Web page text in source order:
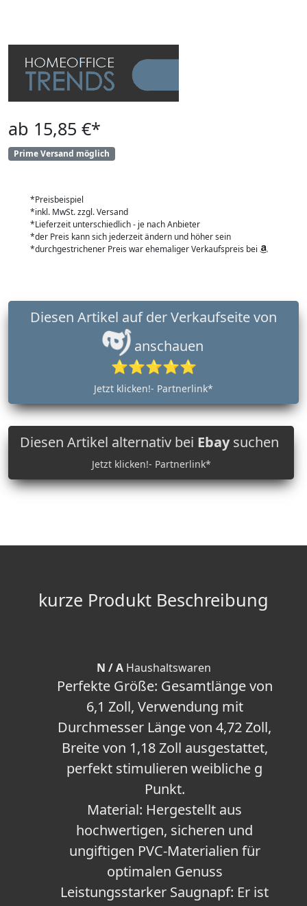
ab 15,85 €*
Prime Versand möglich
*Preisbeispiel
*inkl. MwSt. zzgl. Versand
*Lieferzeit unterschiedlich - je nach Anbieter
*der Preis kann sich jederzeit ändern und höher sein
*durchgestrichener Preis war ehemaliger Verkaufspreis bei
anschauen
⭐⭐⭐⭐⭐
Jetzt klicken!- Partnerlink*
Diesen Artikel alternativ bei Ebaysuchen
Jetzt klicken!- Partnerlink*
kurze Produkt Beschreibung
N / AHaushaltswaren
Perfekte Größe: Gesamtlänge von
6,1 Zoll, Verwendung mit
Durchmesser Länge von 4,72 Zoll,
Breite von 1,18 Zoll ausgestattet,
perfekt stimulieren weibliche g
Punkt.
Material: Hergestellt aus
hochwertigen, sicheren und
ungiftigen PVC-Materialien für
optimalen Genuss
Leistungsstarker Saugnapf: Er ist